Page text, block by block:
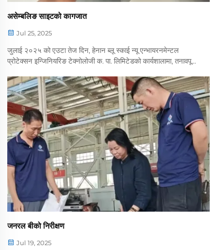
असेम्बलिङ साइटको कागजात
Jul 25, 2025
जुलाई २०२५ को एउटा तेज दिन, हेनान ब्लू स्काई न्यू एन्भायरनमेन्टल
प्रोटेक्सन इन्जिनियरिङ टेक्नोलोजी क. पा. लिमिटेडको कार्यशालामा, तनावपूर्ण
स्टाफले पटक पटक चहलखोपडी गर्दै ...
जनरल बीको निरीक्षण
Jul 19, 2025